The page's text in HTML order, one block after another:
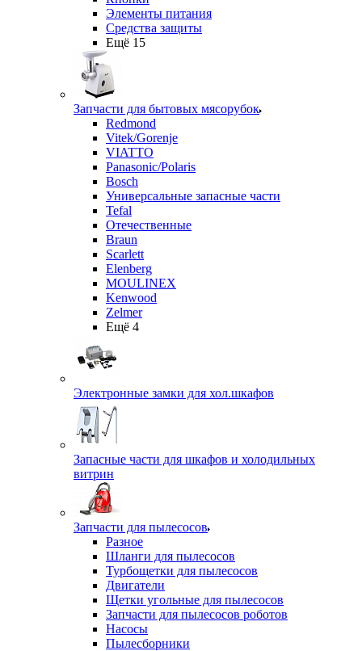
Элементы питания
Средства защиты
Ещё 15
Запчасти для бытовых мясорубок
Redmond
Vitek/Gorenje
VIATTO
Panasonic/Polaris
Bosch
Универсальные запасные части
Tefal
Отечественные
Braun
Scarlett
Elenberg
MOULINEX
Kenwood
Zelmer
Ещё 4
Электронные замки для хол.шкафов
Запасные части для шкафов и холодильных
витрин
Запчасти для пылесосов
Разное
Шланги для пылесосов
Турбощетки для пылесосов
Двигатели
Щетки угольные для пылесосов
Запчасти для пылесосов роботов
Насосы
Пылесборники